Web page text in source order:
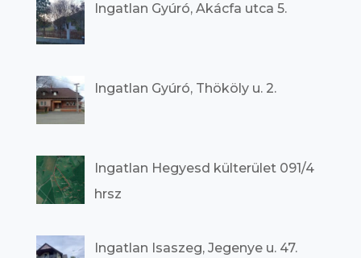
Ingatlan Gyúró, Akácfa utca 5.
Ingatlan Gyúró, Thököly u. 2.
Ingatlan Hegyesd külterület 091/4
hrsz
Ingatlan Isaszeg, Jegenye u. 47.